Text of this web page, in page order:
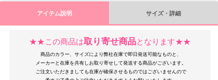
アイテム説明 サイズ・詳細
★★この商品は取り寄せ商品となります★★
商品のカラー、サイズにより弊社在庫で即日発送可能なものと、
メーカーと在庫を共有しお取り寄せして発送する商品がございます。
ご注文いただきましても在庫が確保させるものではございませんので